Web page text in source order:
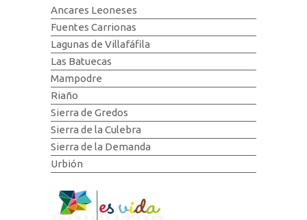
Ancares Leoneses
Fuentes Carrionas
Lagunas de Villafáfila
Las Batuecas
Mampodre
Riaño
Sierra de Gredos
Sierra de la Culebra
Sierra de la Demanda
Urbión